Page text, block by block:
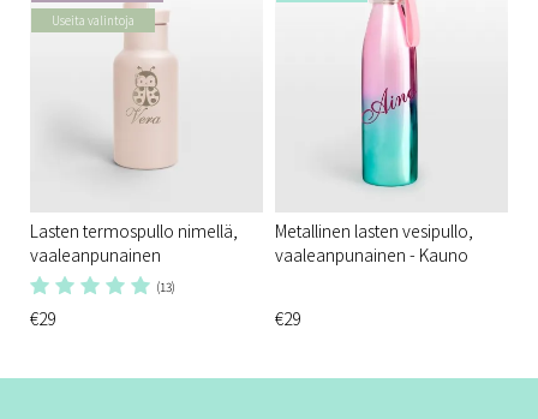
Useita valintoja
Lasten termospullo nimellä,
vaaleanpunainen
(13)
€29
Metallinen lasten vesipullo,
vaaleanpunainen - Kauno
€29